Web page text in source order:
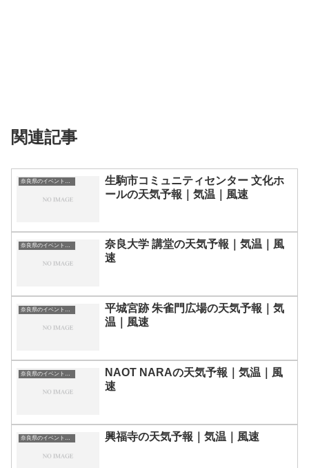
関連記事
奈良県のイベント会場一覧
生駒市コミュニティセンター 文化ホ
ールの天気予報｜気温｜風速
奈良県のイベント会場一覧
奈良大学 講堂の天気予報｜気温｜風
速
奈良県のイベント会場一覧
平城宮跡 朱雀門広場の天気予報｜気
温｜風速
奈良県のイベント会場一覧
NAOT NARAの天気予報｜気温｜風
速
奈良県のイベント会場一覧 興福寺の天気予報｜気温｜風速